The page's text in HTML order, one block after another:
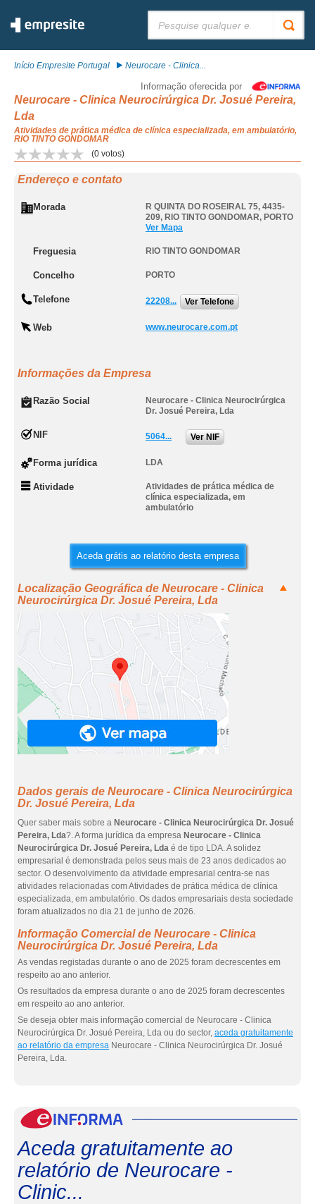
Início Empresite Portugal Neurocare - Clinica...
Informação oferecida por
Neurocare - Clinica Neurocirúrgica Dr. Josué Pereira,
Lda
Atividades de prática médica de clínica especializada, em ambulatório,
RIO TINTO GONDOMAR
(0 votos)
Endereço e contato
Morada
R QUINTA DO ROSEIRAL 75, 4435-
209, RIO TINTO GONDOMAR, PORTO
Ver Mapa
Freguesia RIO TINTO GONDOMAR
Concelho PORTO
Telefone 22208... Ver Telefone
Web www.neurocare.com.pt
Informações da Empresa
Razão Social
Neurocare - Clinica Neurocirúrgica
Dr. Josué Pereira, Lda
NIF 5064... Ver NIF
Forma jurídica LDA
Atividade
Atividades de prática médica de
clínica especializada, em
ambulatório
Aceda grátis ao relatório desta empresa
Localização Geográfica de Neurocare - Clinica
Neurocirúrgica Dr. Josué Pereira, Lda
Dados gerais de Neurocare - Clinica Neurocirúrgica
Dr. Josué Pereira, Lda
Quer saber mais sobre a Neurocare - Clinica Neurocirúrgica Dr. Josué
Pereira, Lda?. A forma jurídica da empresa Neurocare - Clinica
Neurocirúrgica Dr. Josué Pereira, Lda é de tipo LDA. A solidez
empresarial é demonstrada pelos seus mais de 23 anos dedicados ao
sector. O desenvolvimento da atividade empresarial centra-se nas
atividades relacionadas com Atividades de prática médica de clínica
especializada, em ambulatório. Os dados empresariais desta sociedade
foram atualizados no dia 21 de junho de 2026.
Informação Comercial de Neurocare - Clinica
Neurocirúrgica Dr. Josué Pereira, Lda
As vendas registadas durante o ano de 2025 foram decrescentes em
respeito ao ano anterior.
Os resultados da empresa durante o ano de 2025 foram decrescentes
em respeito ao ano anterior.
Se deseja obter mais informação comercial de Neurocare - Clinica
Neurocirúrgica Dr. Josué Pereira, Lda ou do sector, aceda gratuitamente
ao relatório da empresa Neurocare - Clinica Neurocirúrgica Dr. Josué
Pereira, Lda.
Aceda gratuitamente ao
relatório de Neurocare -
Clinic...